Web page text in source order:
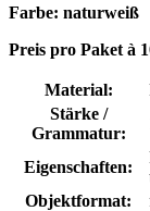
Farbe: naturweiß
Preis pro Paket à
Material:
Stärke /
Grammatur:
Eigenschaften:
Objektformat: